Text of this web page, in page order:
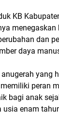
KB
dan
daya
anugerah yang
peran
bagi anak
enam